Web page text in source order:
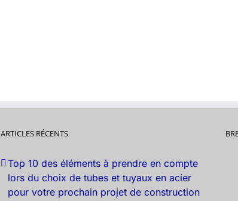
ARTICLES RÉCENTS
Top 10 des éléments à prendre en compte
lors du choix de tubes et tuyaux en acier
pour votre prochain projet de construction